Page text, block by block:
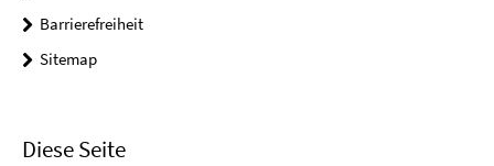
Barrierefreiheit
Sitemap
Diese Seite